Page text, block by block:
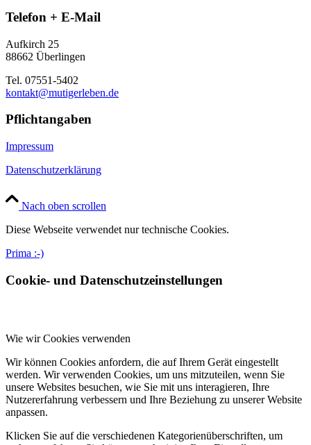
Telefon + E-Mail
Aufkirch 25
88662 Überlingen
Tel. 07551-5402
kontakt@mutigerleben.de
Pflichtangaben
Impressum
Datenschutzerklärung
Nach oben scrollen
Diese Webseite verwendet nur technische Cookies.
Prima :-)
Cookie- und Datenschutzeinstellungen
Wie wir Cookies verwenden
Wir können Cookies anfordern, die auf Ihrem Gerät eingestellt
werden. Wir verwenden Cookies, um uns mitzuteilen, wenn Sie
unsere Websites besuchen, wie Sie mit uns interagieren, Ihre
Nutzererfahrung verbessern und Ihre Beziehung zu unserer Website
anpassen.
Klicken Sie auf die verschiedenen Kategorienüberschriften, um